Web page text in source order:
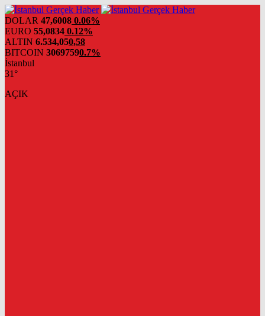
DOLAR 47,6008 0.06%
EURO 55,0834 0.12%
ALTIN 6.534,050,58
BITCOIN 30697590.7%
İstanbul
31°
AÇIK